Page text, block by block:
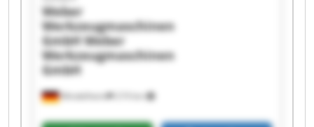
Mindelheim 219 km
Weber
Werkzeugmaschinen
GmbHWeber
Werkzeugmaschinen
GmbH